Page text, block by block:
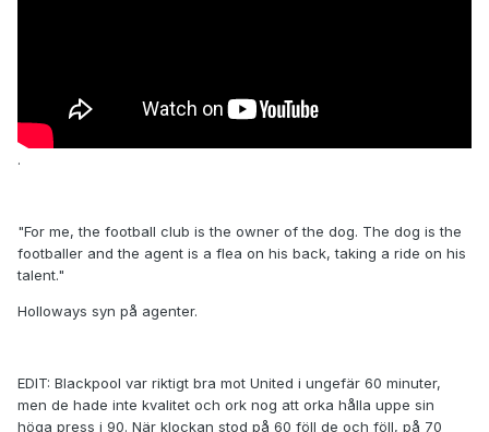
.
"For me, the football club is the owner of the dog. The dog is the
footballer and the agent is a flea on his back, taking a ride on his
talent."
Holloways syn på agenter.
EDIT: Blackpool var riktigt bra mot United i ungefär 60 minuter,
men de hade inte kvalitet och ork nog att orka hålla uppe sin
höga press i 90. När klockan stod på 60 föll de och föll, på 70